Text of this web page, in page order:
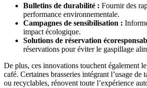
Bulletins de durabilité : Fournir des
performance environnementale.
Campagnes de sensibilisation :
impact écologique.
Solutions de réservation
réservations pour éviter le gaspillage
De plus, ces innovations touchent également
café. Certaines brasseries intégrant l’usage de
ou recyclables, rénovent toute l’expérience